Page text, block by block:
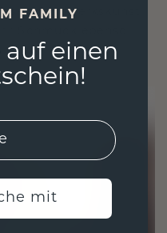
Handwerkskunst
Schmuck ebenso
FAMILY
auf einen
mit